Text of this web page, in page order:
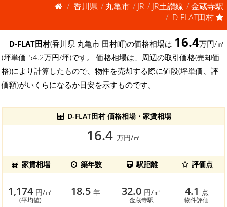
香川県
丸亀市 JR JR土讃線
金蔵寺駅
D-FLAT田村
D-FLAT田村(香川県 丸亀市 田村町)の価格相場は 16.4万円/㎡
(坪単価 54.2万円/坪)です。 価格相場は、周辺の取引価格(売却価
格)により計算したもので、物件を売却する際に値段(坪単価、評
価額)がいくらになるか目安を示すものです。
D-FLAT田村 価格相場・家賃相場
16.4 万円/㎡
家賃相場 築年数 駅距離 評価点
1,174 円/㎡
(平均値)
18.5年 32.0 円/㎡
金蔵寺駅
4.1 点
物件評価